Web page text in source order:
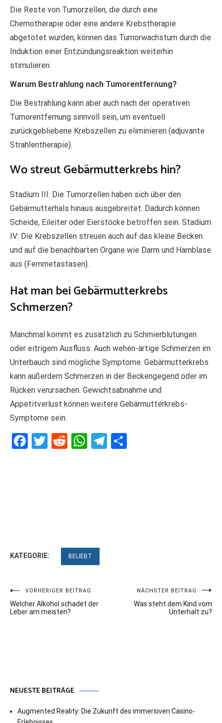
Die Reste von Tumorzellen, die durch eine
Chemotherapie oder eine andere Krebstherapie
abgetötet wurden, können das Tumorwachstum durch die
Induktion einer Entzündungsreaktion weiterhin
stimulieren.
Warum Bestrahlung nach Tumorentfernung?
Die Bestrahlung kann aber auch nach der operativen
Tumorentfernung sinnvoll sein, um eventuell
zurückgebliebene Krebszellen zu eliminieren (adjuvante
Strahlentherapie).
Wo streut Gebärmutterkrebs hin?
Stadium III: Die Tumorzellen haben sich über den
Gebärmutterhals hinaus ausgebreitet. Dadurch können
Scheide, Eileiter oder Eierstöcke betroffen sein. Stadium
IV: Die Krebszellen streuen auch auf das kleine Becken
und auf die benachbarten Organe wie Darm und Harnblase
aus (Fernmetastasen).
Hat man bei Gebärmutterkrebs
Schmerzen?
Manchmal kommt es zusätzlich zu Schmierblutungen
oder eitrigem Ausfluss. Auch wehen-artige Schmerzen im
Unterbauch sind mögliche Symptome. Gebärmutterkrebs
kann außerdem Schmerzen in der Beckengegend oder im
Rücken verursachen. Gewichtsabnahme und
Appetitverlust können weitere Gebärmutterkrebs-
Symptome sein.
Facebook
Twitter
RedditWhatsApp
Telegram
KATEGORIE: BELIEBT
Beitragsnavigation
VORHERIGER BEITRAG
Welcher Alkohol schadet der
Leber am meisten?
NÄCHSTER BEITRAG
Was steht dem Kind vom
Unterhalt zu?
NEUESTE BEITRÄGE
Augmented Reality: Die Zukunft des immersiven Casino-